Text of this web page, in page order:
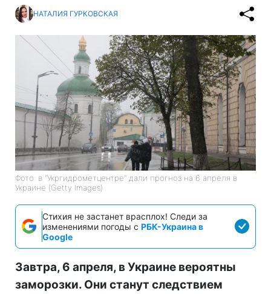
НАТАЛИЯ ГУРКОВСКАЯ
Фото: в "Укргидрометцентре" дали прогноз на 6 апреля в
Украине (Getty Images)
Стихия не застанет врасплох! Следи за
изменениями погоды с РБК-Украина в
Google
Завтра, 6 апреля, в Украине вероятны
заморозки. Они станут следствием